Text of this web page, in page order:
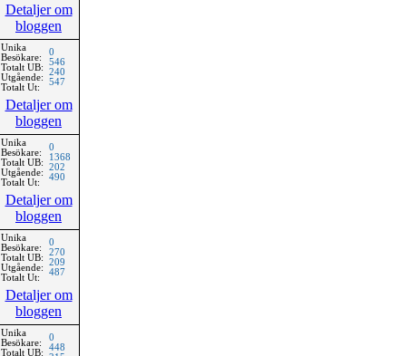
Detaljer om
bloggen
Unika
Besökare:
Totalt UB:
Utgående:
Totalt Ut:
0
546
240
547
Detaljer om
bloggen
Unika
Besökare:
Totalt UB:
Utgående:
Totalt Ut:
0
1368
202
490
Detaljer om
bloggen
Unika
Besökare:
Totalt UB:
Utgående:
Totalt Ut:
0
270
209
487
Detaljer om
bloggen
Unika
Besökare:
Totalt UB:
0
448